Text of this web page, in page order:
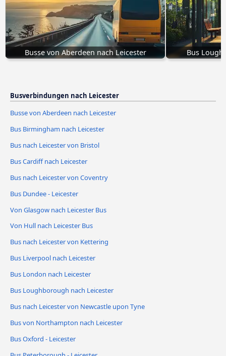
Busse von Aberdeen nach Leicester Bus
Busverbindungen nach Leicester
Busse von Aberdeen nach Leicester
Bus Birmingham nach Leicester
Bus nach Leicester von Bristol
Bus Cardiff nach Leicester
Bus nach Leicester von Coventry
Bus Dundee - Leicester
Von Glasgow nach Leicester Bus
Von Hull nach Leicester Bus
Bus nach Leicester von Kettering
Bus Liverpool nach Leicester
Bus London nach Leicester
Bus Loughborough nach Leicester
Bus nach Leicester von Newcastle upon Tyne
Bus von Northampton nach Leicester
Bus Oxford - Leicester